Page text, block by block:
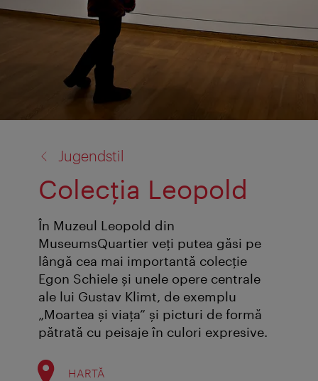
Jugendstil
Colecţia Leopold
În Muzeul Leopold din
MuseumsQuartier veţi putea găsi pe
lângă cea mai importantă colecţie
Egon Schiele şi unele opere centrale
ale lui Gustav Klimt, de exemplu
„Moartea şi viaţa” şi picturi de formă
pătrată cu peisaje în culori expresive.
HARTĂ